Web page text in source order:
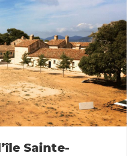
Sainte-